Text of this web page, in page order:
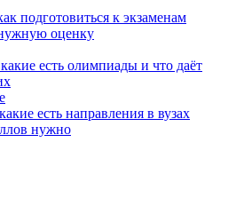
подготовиться к экзаменам
оценку
есть олимпиады и что даёт
есть направления в вузах
нужно